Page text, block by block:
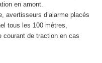
en amont.
avertisseurs d’alarme placés
tous les 100 mètres,
courant de traction en cas